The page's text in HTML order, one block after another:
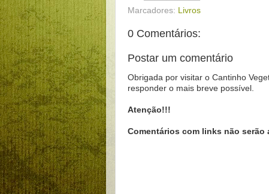
Marcadores: Livros
0 Comentários:
Postar um comentário
Obrigada por visitar o Cantinho
responder o mais breve possível.
Atenção!!!
Comentários com links não serão